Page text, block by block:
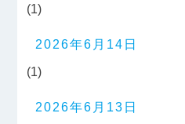
(1)
2026年6月14日
(1)
2026年6月13日